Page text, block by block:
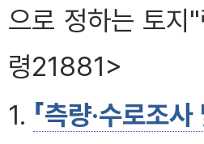
으로 정하는 토
령21881>
1. 「측량·수로조